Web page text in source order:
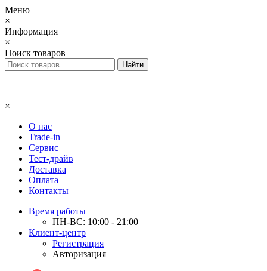
Меню
×
Информация
×
Поиск товаров
×
О нас
Trade-in
Сервис
Тест-драйв
Доставка
Оплата
Контакты
Время работы
ПН-ВС: 10:00 - 21:00
Клиент-центр
Регистрация
Авторизация